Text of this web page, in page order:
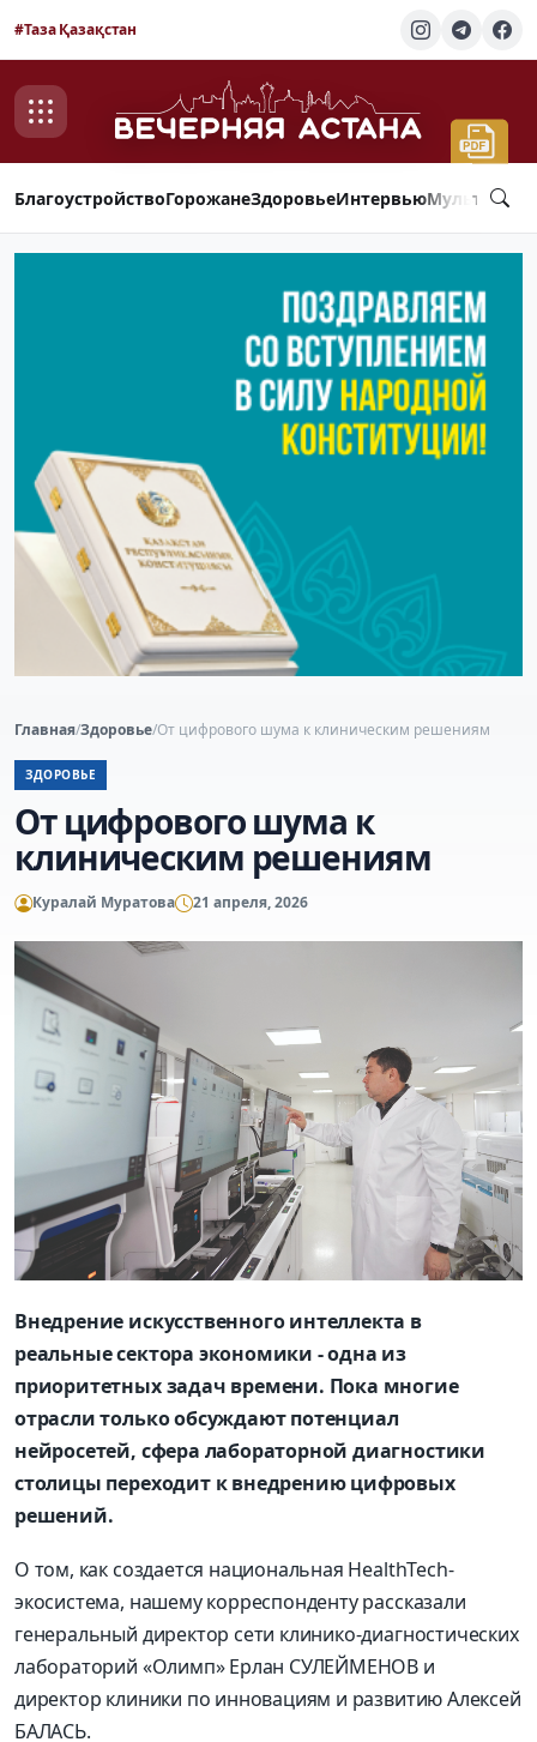
#Таза Қазақстан
БлагоустройствоГорожанеЗдоровьеИнтервью
Главная/Здоровье/От цифрового шума к клиническим решениям
ЗДОРОВЬЕ
От цифрового шума к
клиническим решениям
Куралай Муратова 21 апреля, 2026
Внедрение искусственного интеллекта в
реальные сектора экономики - одна из
приоритетных задач времени. Пока многие
отрасли только обсуждают потенциал
нейросетей, сфера лабораторной диагностики
столицы переходит к внедрению цифровых
решений.
О том, как создается национальная HealthTech-
экосистема, нашему корреспонденту рассказали
генеральный директор сети клинико-диагностических
лабораторий «Олимп» Ерлан СУЛЕЙМЕНОВ и
директор клиники по инновациям и развитию Алексей
БАЛАСЬ.